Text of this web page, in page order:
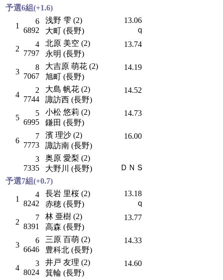
予選6組(+1.6)
1
6
6892
浅野 雫 (2)
大町 (長野)
13.06
ｑ
2
4
7797
北原 美空 (2)
永明 (長野)
13.74
3
8
7067
大吉原 萌花 (2)
旭町 (長野)
14.19
4
2
7744
大島 帆花 (2)
諏訪西 (長野)
14.52
5
5
6995
小松 悠莉 (2)
鎌田 (長野)
14.73
6
7
7773
濱 理沙 (2)
諏訪南 (長野)
16.00
3
7335
奥原 愛梨 (2)
大野川 (長野)
ＤＮＳ
予選7組(+0.7)
1
4
8242
長岩 里桜 (2)
赤穂 (長野)
13.18
ｑ
2
7
8391
林 亜樹 (2)
高森 (長野)
13.77
3
6
6646
三原 百萌 (2)
豊科北 (長野)
14.33
4
3
8024
井戸 友理 (2)
箕輪 (長野)
14.60